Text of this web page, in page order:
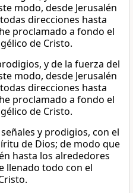
modo, desde Jerusalén
direcciones hasta
proclamado a fondo el
de Cristo.
y de la fuerza del
modo, desde Jerusalén
direcciones hasta
proclamado a fondo el
de Cristo.
y prodigios, con el
de Dios; de modo que
hasta los alrededores
llenado todo con el